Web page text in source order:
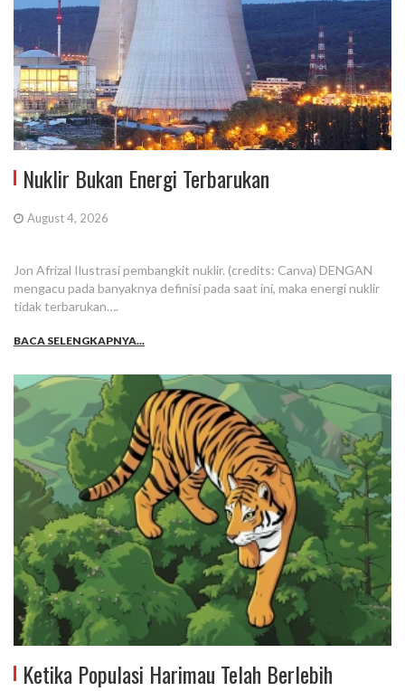
Nuklir Bukan Energi Terbarukan
August 4, 2026
Jon Afrizal Ilustrasi pembangkit nuklir. (credits: Canva) DENGAN
mengacu pada banyaknya definisi pada saat ini, maka energi nuklir
tidak terbarukan….
BACA SELENGKAPNYA...
Ketika Populasi Harimau Telah Berlebih